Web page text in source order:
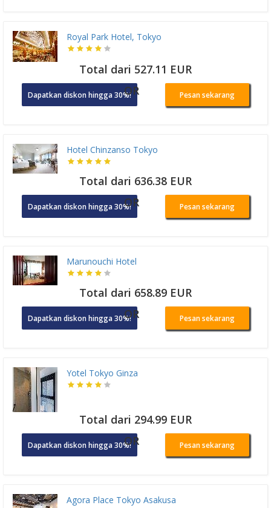
Royal Park Hotel, Tokyo
Total dari 527.11 EUR
Dapatkan diskon hingga 30%!OR Pesan sekarang
Hotel Chinzanso Tokyo
Total dari 636.38 EUR
Dapatkan diskon hingga 30%!OR Pesan sekarang
Marunouchi Hotel
Total dari 658.89 EUR
Dapatkan diskon hingga 30%!OR Pesan sekarang
Yotel Tokyo Ginza
Total dari 294.99 EUR
Dapatkan diskon hingga 30%!OR Pesan sekarang
Agora Place Tokyo Asakusa